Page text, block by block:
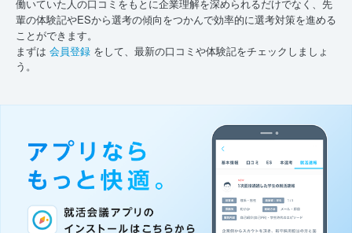
働いていた人の口コミをもとに企業理解を深められるだけでなく、先
輩の体験記やESから選考の傾向をつかんで効率的に選考対策を進める
ことができます。
まずは 会員登録 をして、最新の口コミや体験記をチェックしましょ
う。